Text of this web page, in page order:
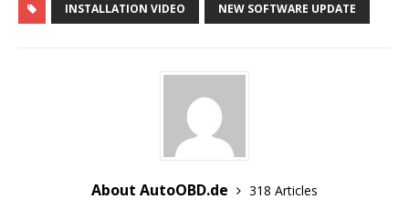
INSTALLATION VIDEO NEW SOFTWARE UPDATE
About AutoOBD.de
318 Articles